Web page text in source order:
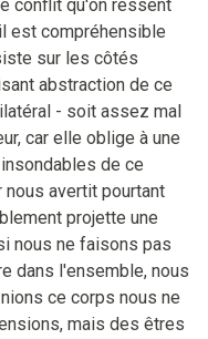
conflit qu'on ressent
est compréhensible
sur les côtés
abstraction de ce
- soit assez mal
car elle oblige à une
de ce
avertit pourtant
projette une
nous ne faisons pas
dans l'ensemble, nous
ce corps nous ne
mais des êtres